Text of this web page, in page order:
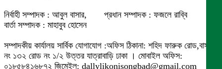
নির্বাহী সম্পাদক : আবুল বাসার, প্রধান সম্পাদক : ফজলে রাব্বি
বার্তা সম্পাদক : মাহাবুব হোসেন
সম্পাদকীয় কার্যালয় সার্বিক যোগাযোগ :অফিস ঠিকানা: শহিদ ফারুক রোড,বাসা
নং ১৩২ রোড নং ১/২ উত্তর যাত্রাবাড়ি ঢাকা । মোবাইল অফিস:
০১৮৫৮৪১৬৮৭২ জিমেইল: dallylikonisongbad@gmail.com